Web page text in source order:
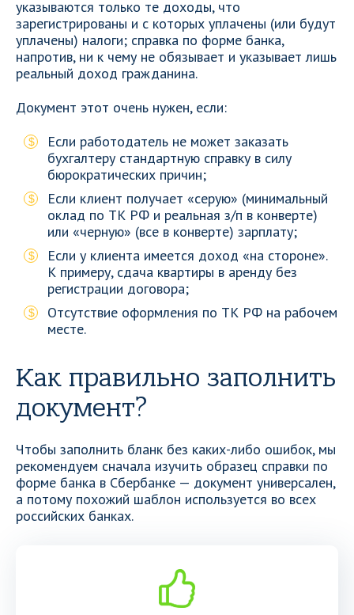
указываются только те доходы, что
зарегистрированы и с которых уплачены (или будут
уплачены) налоги; справка по форме банка,
напротив, ни к чему не обязывает и указывает лишь
реальный доход гражданина.
Документ этот очень нужен, если:
Если работодатель не может заказать
бухгалтеру стандартную справку в силу
бюрократических причин;
Если клиент получает «серую» (минимальный
оклад по ТК РФ и реальная з/п в конверте)
или «черную» (все в конверте) зарплату;
Если у клиента имеется доход «на стороне».
К примеру, сдача квартиры в аренду без
регистрации договора;
Отсутствие оформления по ТК РФ на рабочем
месте.
Как правильно заполнить
документ?
Чтобы заполнить бланк без каких-либо ошибок, мы
рекомендуем сначала изучить образец справки по
форме банка в Сбербанке — документ универсален,
а потому похожий шаблон используется во всех
российских банках.